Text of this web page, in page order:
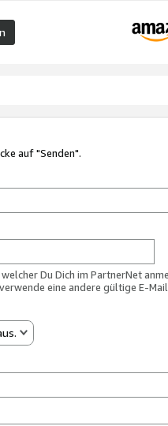
auf "Senden".
Du Dich im PartnerNet
eine andere gültige E-